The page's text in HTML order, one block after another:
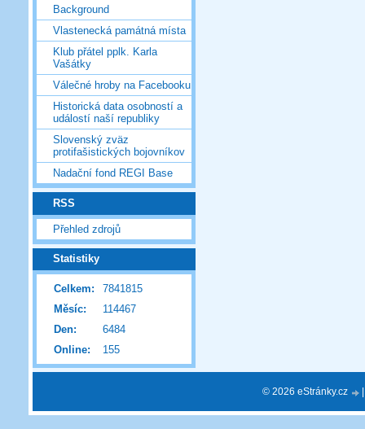
Background
Vlastenecká památná místa
Klub přátel pplk. Karla
Vašátky
Válečné hroby na Facebooku
Historická data osobností a
událostí naší republiky
Slovenský zväz
protifašistických bojovníkov
Nadační fond REGI Base
RSS
Přehled zdrojů
Statistiky
Online: 155
Celkem:
7841815
Měsíc:
114467
Den:
6484
© 2026 eStránky.cz